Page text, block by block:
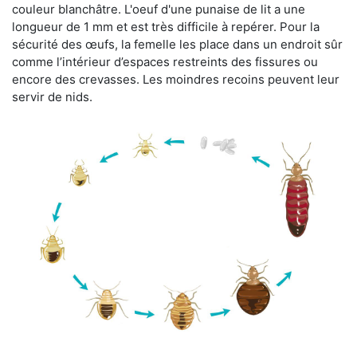
couleur blanchâtre. L'oeuf d'une punaise de lit a une
longueur de 1 mm et est très difficile à repérer. Pour la
sécurité des œufs, la femelle les place dans un endroit sûr
comme l’intérieur d’espaces restreints des fissures ou
encore des crevasses. Les moindres recoins peuvent leur
servir de nids.